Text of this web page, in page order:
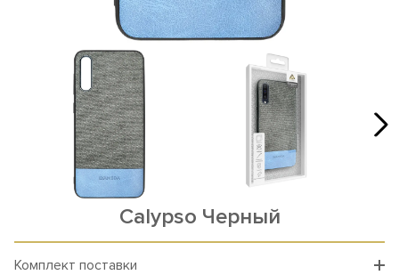
Calypso Черный
Комплект поставки